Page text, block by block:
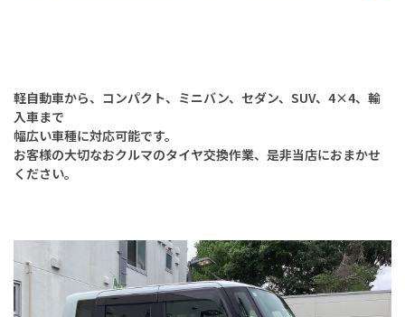
軽自動車から、コンパクト、ミニバン、セダン、SUV、4×4、輸
入車まで
幅広い車種に対応可能です。
お客様の大切なおクルマのタイヤ交換作業、是非当店におまかせ
ください。